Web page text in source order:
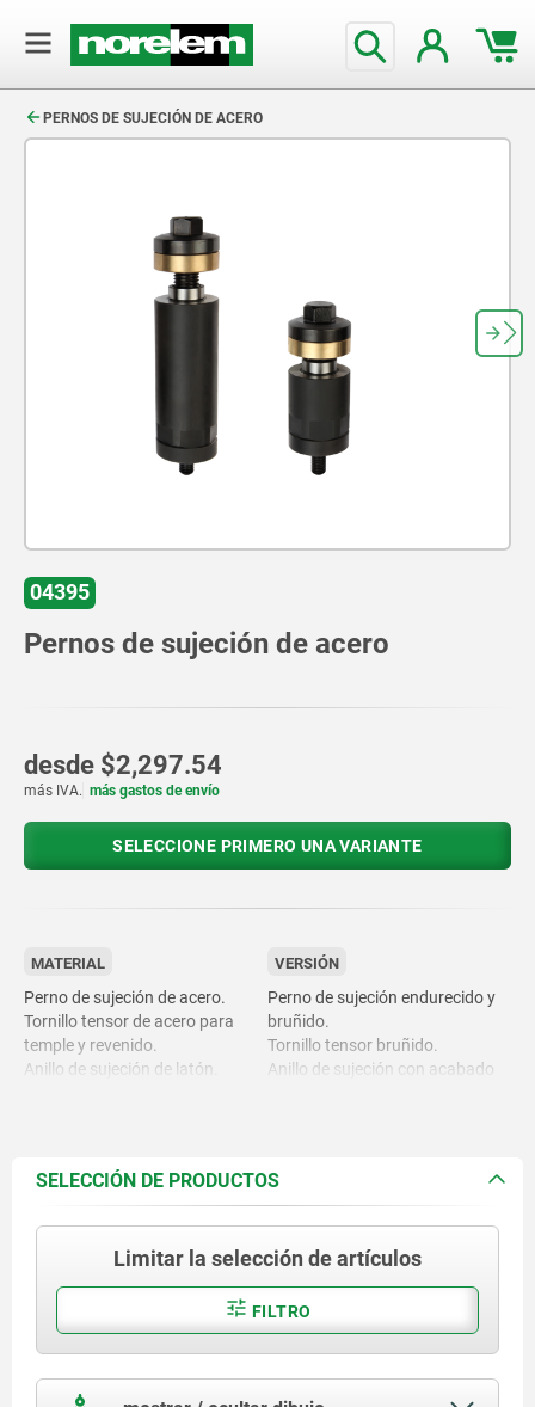
PERNOS DE SUJECIÓN DE ACERO
04395
Pernos de sujeción de acero
desde $2,297.54
más IVA. más gastos de envío
SELECCIONE PRIMERO UNA VARIANTE
MATERIAL
Perno de sujeción de acero.
Tornillo tensor de acero para
temple y revenido.
Anillo de sujeción de latón.
VERSIÓN
Perno de sujeción endurecido y
bruñido.
Tornillo tensor bruñido.
Anillo de sujeción con acabado
SELECCIÓN DE PRODUCTOS
Limitar la selección de artículos
FILTRO